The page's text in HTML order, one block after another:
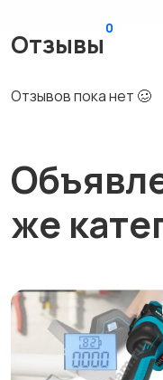
Отзывы
0
Отзывов пока нет 🥴
же